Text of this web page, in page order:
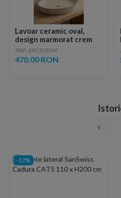
Lavoar ceramic oval,
design marmorat crem
lucios cu vene aurii,
ventil inclus
PRP: 890.00 RON
470.00 RON
-17%